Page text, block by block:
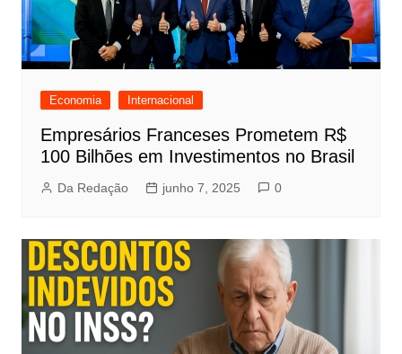
Economia Internacional
Empresários Franceses Prometem R$
100 Bilhões em Investimentos no Brasil
Da Redação junho 7, 2025 0